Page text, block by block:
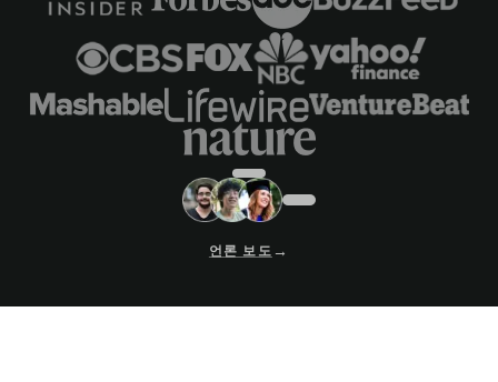
언론 보도 →